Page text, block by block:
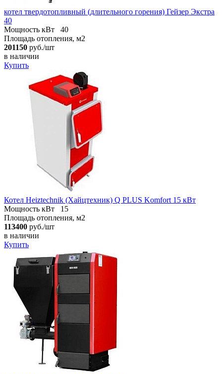
котел твердотопливный (длительного горения) Гейзер Экстра
40
Мощность кВт
40
Площадь отопления, м2
201150 руб./шт
в наличии
Купить
Котел Heiztechnik (Хайцтехник) Q PLUS Komfort 15 кВт
Мощность кВт
15
Площадь отопления, м2
113400 руб./шт
в наличии
Купить